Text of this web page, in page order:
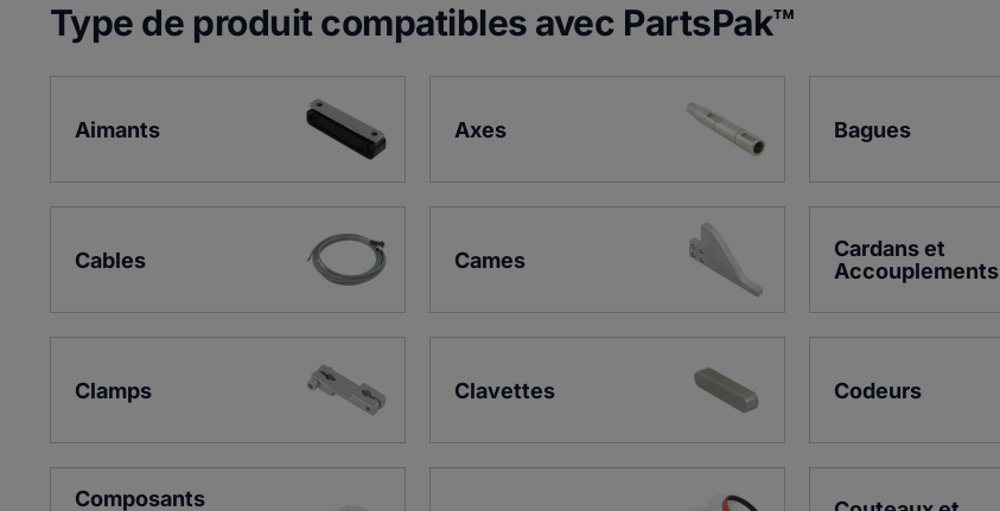
Type de produit compatibles avec PartsPak™
Aimants Axes Bagues
Cables Cames
Cardans et
Accouplements
Clamps Clavettes Codeurs
Composants